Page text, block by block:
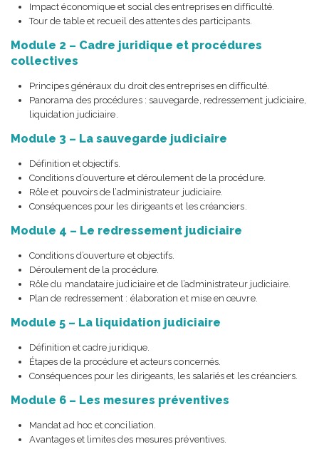
Impact économique et social des entreprises en difficulté.
Tour de table et recueil des attentes des participants.
Module 2 – Cadre juridique et procédures
collectives
Principes généraux du droit des entreprises en difficulté.
Panorama des procédures : sauvegarde, redressement judiciaire,
liquidation judiciaire.
Module 3 – La sauvegarde judiciaire
Définition et objectifs.
Conditions d’ouverture et déroulement de la procédure.
Rôle et pouvoirs de l’administrateur judiciaire.
Conséquences pour les dirigeants et les créanciers.
Module 4 – Le redressement judiciaire
Conditions d’ouverture et objectifs.
Déroulement de la procédure.
Rôle du mandataire judiciaire et de l’administrateur judiciaire.
Plan de redressement : élaboration et mise en œuvre.
Module 5 – La liquidation judiciaire
Définition et cadre juridique.
Étapes de la procédure et acteurs concernés.
Conséquences pour les dirigeants, les salariés et les créanciers.
Module 6 – Les mesures préventives
Mandat ad hoc et conciliation.
Avantages et limites des mesures préventives.